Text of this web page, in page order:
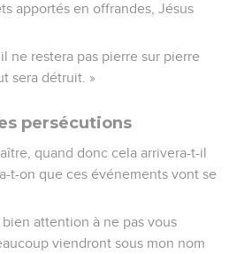
apportés en offrandes, Jésus
ne restera pas pierre sur pierre
sera détruit. »
persécutions
quand donc cela arrivera-t-il
t-on que ces événements vont se
attention à ne pas vous
viendront sous mon nom